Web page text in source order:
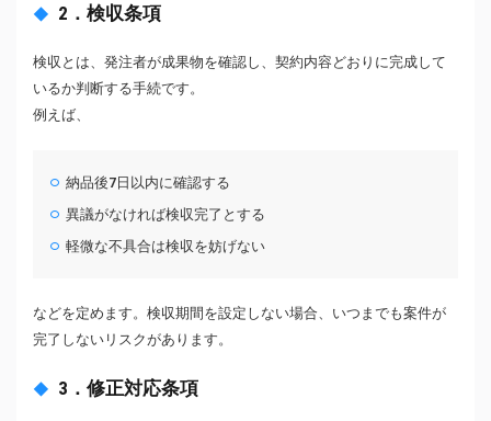
2．検収条項
検収とは、発注者が成果物を確認し、契約内容どおりに完成して
いるか判断する手続です。
例えば、
納品後7日以内に確認する
異議がなければ検収完了とする
軽微な不具合は検収を妨げない
などを定めます。検収期間を設定しない場合、いつまでも案件が
完了しないリスクがあります。
3．修正対応条項